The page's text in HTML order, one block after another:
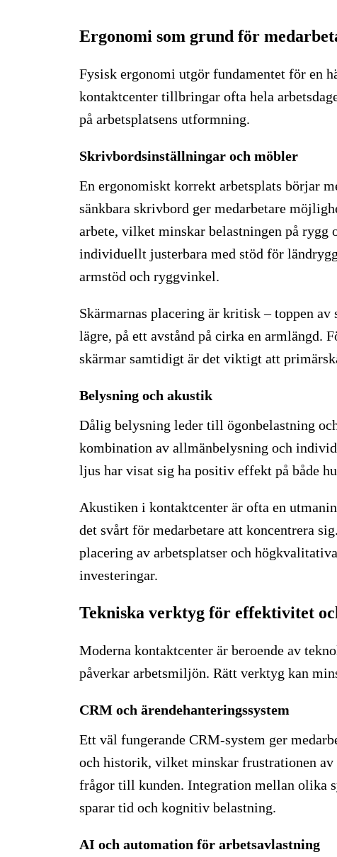
Ergonomi som grund för
Fysisk ergonomi utgör fundamentet för en
kontaktcenter tillbringar ofta hela
på arbetsplatsens utformning.
Skrivbordsinställningar och möbler
En ergonomiskt korrekt arbetsplats börjar
sänkbara skrivbord ger medarbetare
arbete, vilket minskar belastningen på rygg
individuellt justerbara med stöd för
armstöd och ryggvinkel.
Skärmarnas placering är kritisk – toppen
lägre, på ett avstånd på cirka en armlängd.
skärmar samtidigt är det viktigt att
Belysning och akustik
Dålig belysning leder till ögonbelastning
kombination av allmänbelysning och
ljus har visat sig ha positiv effekt på både
Akustiken i kontaktcenter är ofta en
det svårt för medarbetare att koncentrera
placering av arbetsplatser och
investeringar.
Tekniska verktyg för effektivitet
Moderna kontaktcenter är beroende av
påverkar arbetsmiljön. Rätt verktyg kan
CRM och ärendehanteringssystem
Ett väl fungerande CRM-system ger
och historik, vilket minskar frustrationen
frågor till kunden. Integration mellan olika
sparar tid och kognitiv belastning.
AI och automation för arbetsavlastning